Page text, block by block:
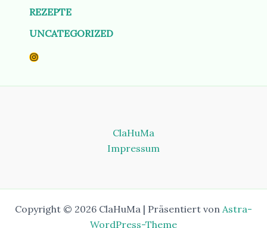
REZEPTE
UNCATEGORIZED
Instagram
ClaHuMa
Impressum
Copyright © 2026 ClaHuMa | Präsentiert von Astra-
WordPress-Theme